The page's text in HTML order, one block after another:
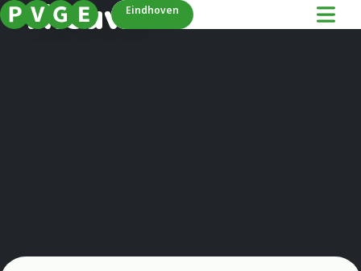
Eindhoven
Nieuws